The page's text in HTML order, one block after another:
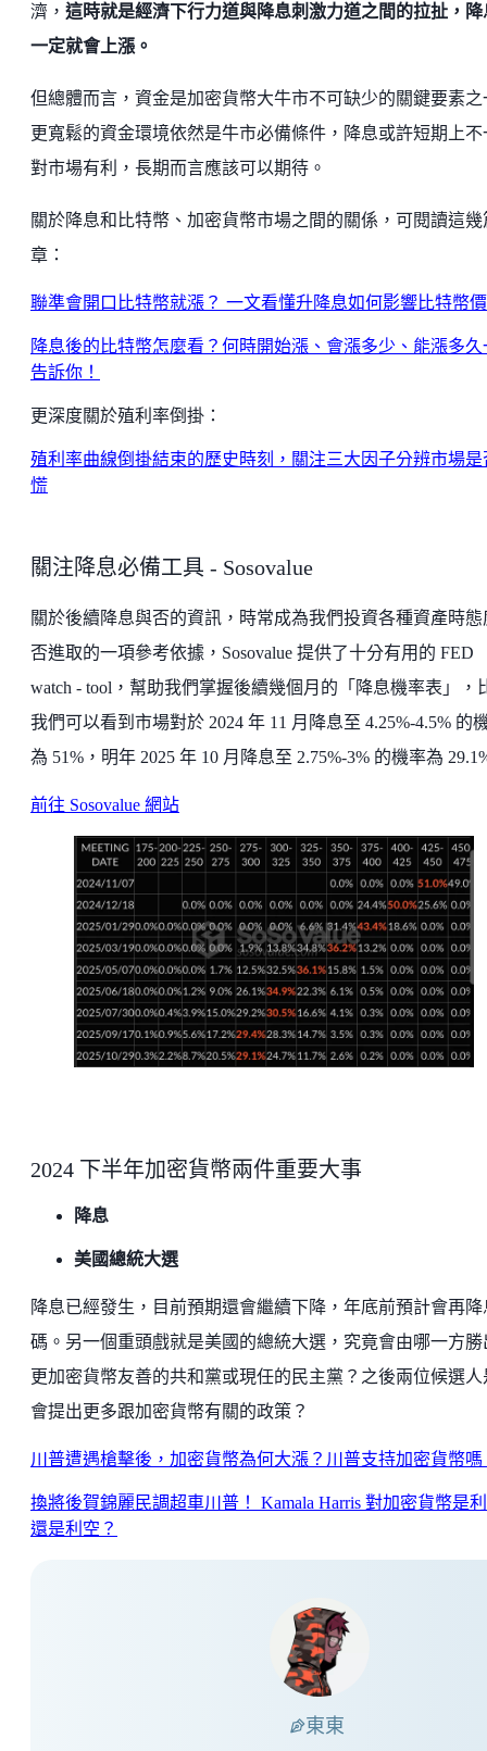
濟， 這時就是經濟下行力道與降息刺激力道之間的拉扯，降
一定就會上漲。
但總體而言，資金是加密貨幣大牛市不可缺少的關鍵要素之
更寬鬆的資金環境依然是牛市必備條件，降息或許短期上不
對市場有利，長期而言應該可以期待。
關於降息和比特幣、加密貨幣市場之間的關係，可閱讀這幾
章：
聯準會開口比特幣就漲？ 一文看懂升降息如何影響比特幣
降息後的比特幣怎麼看？何時開始漲、會漲多少、能漲多久
告訴你！
更深度關於殖利率倒掛：
殖利率曲線倒掛結束的歷史時刻，關注三大因子分辨市場是
慌
關注降息必備工具 - Sosovalue
關於後續降息與否的資訊，時常成為我們投資各種資產時態
否進取的一項參考依據，Sosovalue 提供了十分有用的 FED
watch - tool，幫助我們掌握後續幾個月的「降息機率表」，
我們可以看到市場對於 2024 年 11 月降息至 4.25%-4.5% 的
為 51%，明年 2025 年 10 月降息至 2.75%-3% 的機率為
前往 Sosovalue 網站
2024 下半年加密貨幣兩件重要大事
降息
美國總統大選
降息已經發生，目前預期還會繼續下降，年底前預計會再降
碼。另一個重頭戲就是美國的總統大選，究竟會由哪一方勝
更加密貨幣友善的共和黨或現任的民主黨？之後兩位候選人
會提出更多跟加密貨幣有關的政策？
川普遭遇槍擊後，加密貨幣為何大漲？川普支持加密貨幣嗎
換將後賀錦麗民調超車川普！ Kamala Harris 對加密貨幣是
還是利空？
東東